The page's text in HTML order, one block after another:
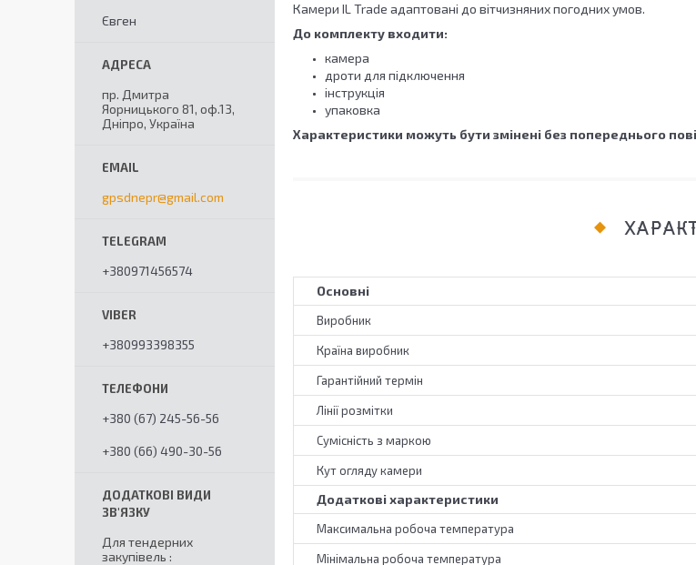
Камери IL Trade адаптовані до вітчизняних погодних умов.
До комплекту входити:
камера
дроти для підключення
інструкція
упаковка
Характеристики можуть бути змінені без попереднього
Основні
Виробник
Країна виробник
Гарантійний термін
Лінії розмітки
Сумісність з маркою
Кут огляду камери
Додаткові характеристики
Максимальна робоча температура
Мінімальна робоча температура
Євген
пр. Дмитра
Яорницького 81, оф.13,
Дніпро, Україна
gpsdnepr@gmail.com
+380971456574
+380993398355
+380 (67) 245-56-56
+380 (66) 490-30-56
Для тендерних
закупівель